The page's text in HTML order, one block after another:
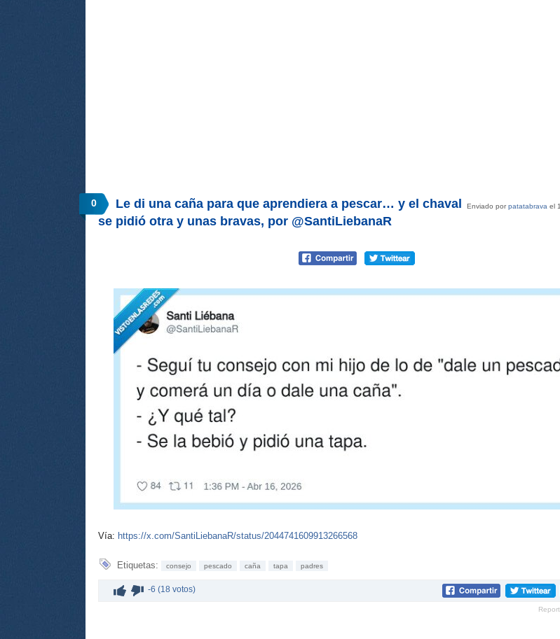
0 Enviado porpatatabrava el
Le di una caña para que aprendiera a pescar… y el chaval
se pidió otra y unas bravas, por @SantiLiebanaR
Vía: https://x.com/SantiLiebanaR/status/2044741609913266568
Etiquetas: consejo pescado caña tapa padres
-6 (18 votos)